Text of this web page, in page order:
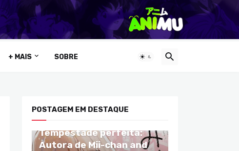
+ MAIS SOBRE
POSTAGEM EM DESTAQUE
Tempestade perfeita:
Autora de Mii-chan and